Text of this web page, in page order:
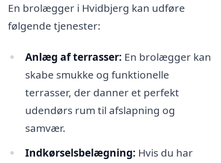
En brolægger i Hvidbjerg kan udføre
følgende tjenester:
Anlæg af terrasser: En brolægger kan
skabe smukke og funktionelle
terrasser, der danner et perfekt
udendørs rum til afslapning og
samvær.
Indkørselsbelægning: Hvis du har